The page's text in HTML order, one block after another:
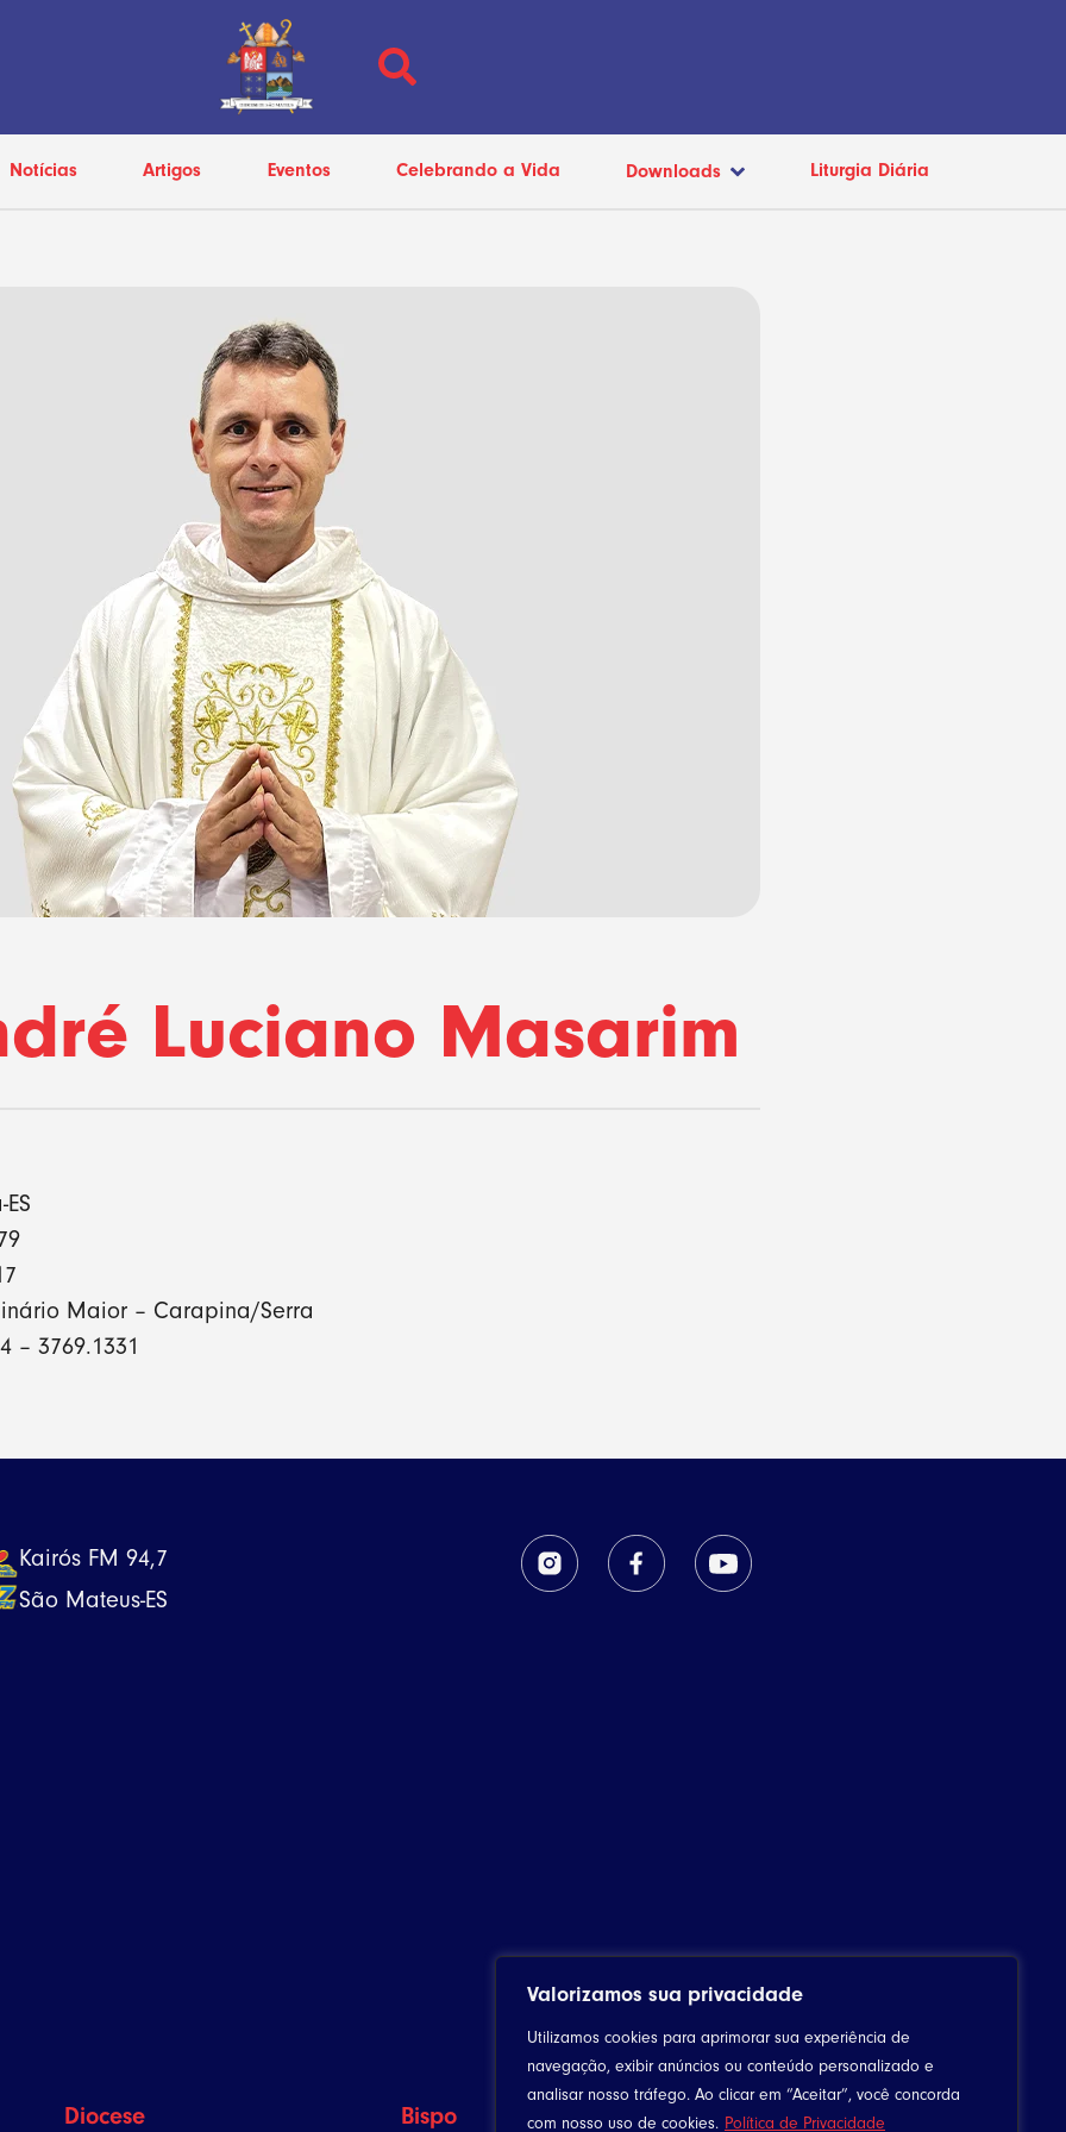
Valorizamos sua privacidade
Utilizamos cookies para aprimorar sua experiência de
navegação, exibir anúncios ou conteúdo personalizado e
analisar nosso tráfego. Ao clicar em “Aceitar”, você concorda
com nosso uso de cookies. Política de Privacidade
Notícias Artigos Eventos Celebrando a Vida Downloads Liturgia Diária
Luciano Masarim
Maior – Carapina/Serra
– 3769.1331
Kairós FM 94,7
São Mateus-ES
Diocese Bispo Downloads